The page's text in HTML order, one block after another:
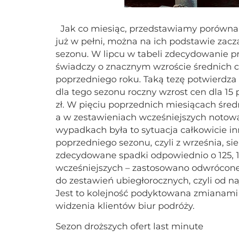
Jak co miesiąc, przedstawiamy
już w pełni, można na ich podstawie
sezonu. W lipcu w tabeli zdecydowanie
świadczy o znacznym wzroście średnich
poprzedniego roku. Taką tezę
dla tego sezonu roczny wzrost cen dla
zł. W pięciu poprzednich miesiącach
a w zestawieniach wcześniejszych
wypadkach była to sytuacja całkowicie
poprzedniego sezonu, czyli z września,
zdecydowane spadki odpowiednio o 125,
wcześniejszych – zastosowano
do zestawień ubiegłorocznych, czyli od
Jest to kolejność podyktowana
widzenia klientów biur podróży.
Sezon droższych ofert last minute